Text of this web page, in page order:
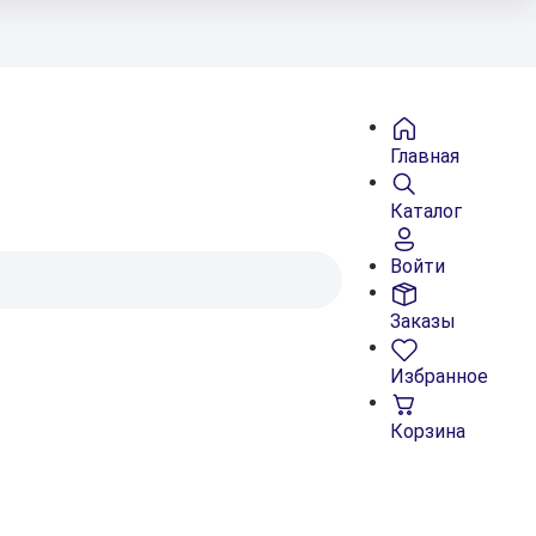
Главная
Каталог
Войти
Заказы
Избранное
Корзина